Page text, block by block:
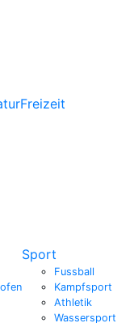
Freizeit
Sport
Fussball
Kampfsport
Athletik
Wassersport